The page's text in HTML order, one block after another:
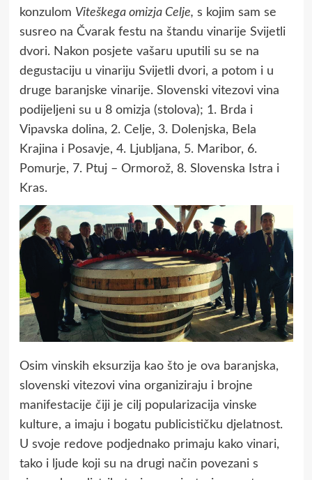
konzulom Viteškega omizja Celje, s kojim sam se
susreo na Čvarak festu na štandu vinarije Svijetli
dvori. Nakon posjete vašaru uputili su se na
degustaciju u vinariju Svijetli dvori, a potom i u
druge baranjske vinarije. Slovenski vitezovi vina
podijeljeni su u 8 omizja (stolova); 1. Brda i
Vipavska dolina, 2. Celje, 3. Dolenjska, Bela
Krajina i Posavje, 4. Ljubljana, 5. Maribor, 6.
Pomurje, 7. Ptuj – Ormorož, 8. Slovenska Istra i
Kras.
Osim vinskih eksurzija kao što je ova baranjska,
slovenski vitezovi vina organiziraju i brojne
manifestacije čiji je cilj popularizacija vinske
kulture, a imaju i bogatu publicističku djelatnost.
U svoje redove podjednako primaju kako vinari,
tako i ljude koji su na drugi način povezani s